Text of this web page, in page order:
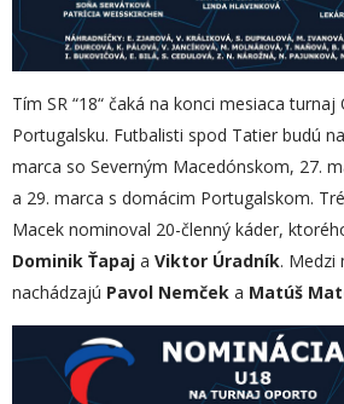
Tím SR “18“ čaká na konci mesiaca
Portugalsku. Futbalisti spod Tatier budú
marca so Severným Macedónskom, 27.
a 29. marca s domácim Portugalskom.
Macek nominoval 20-členný káder,
Dominik Ťapaj a Viktor Úradník. Medzi
nachádzajú Pavol Nemček a Matúš